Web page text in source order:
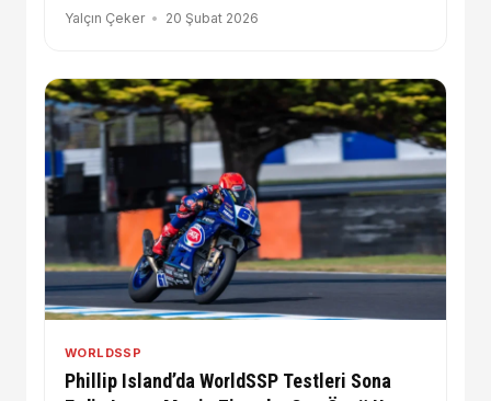
ikinci çizgide
Yalçın Çeker 20 Şubat 2026
WORLDSSP
Phillip Island’da WorldSSP Testleri Sona